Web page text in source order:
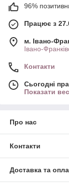
96%
Працює з
м. Івано-
Івано-
Контакти
Сьогодні
Показати
Про нас
Контакти
Доставка та